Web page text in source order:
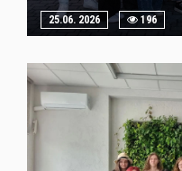
25.06. 2026 196